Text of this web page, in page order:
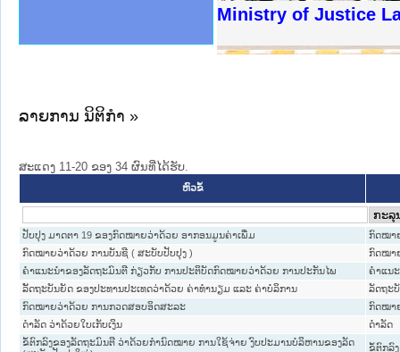
Ministry of Justice
າຊົນ ພາກເໜືອ
ການ
ກາງ
ໃຕ້
ຕຳຫຼວດປະຊາຊົນ
ສັນຕິບານປະຊາຊົນ
ກເໜືອ
າຊົນ ພາກກາງ
ລາຍການ ນິຕິກໍາ »
ສະແດງ 11-20 ຂອງ 34 ຜົນທີ່ໄດ້ຮັບ.
ຫົວຂໍ້
ປັບປຸງ ມາດຕາ 19 ຂອງກົດໝາຍວ່າດ້ວຍ ອາກອນມູນຄ່າເພີ່ມ
ກົດໝາ
ກົດໝາຍວ່າດ້ວຍ ການບັນຊີ ( ສະບັບປັບປຸງ )
ກົດໝາ
ຄຳແນະນຳຂອງລັດຖະມົນຕີ ກ່ຽວກັບ ການປະຕິບັດກົດໝາຍວ່າດ້ວຍ ການປະກັນໄພ
ຄໍາແນ
ລັັດຖະບັນຍັດ ຂອງປະທານປະເທດວ່າດ້ວຍ ຄ່າທຳນຽມ ແລະ ຄ່າບໍລິການ
ລັດຖະ
ກົດໝາຍວ່າດ້ວຍ ການກວດສອບອິດສະລະ
ກົດໝາ
ດຳລັດ ວ່າດ້ວຍໃບເກັບເງິນ
ດໍາລັດ
ຂໍ້ຕົກລົງຂອງລັດຖະມົນຕີ ວ່າດ້ວຍກຳນົດໝາຍ ການໃຊ້ຈ່າຍ ງົບປະມານບໍລິຫານຂອງລັດ
ຂໍ້ຕົກລົງ